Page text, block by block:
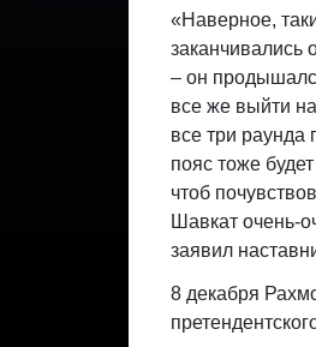
«Наверное,
– он
все же выйти
все три раунда
пояс тоже
чтоб
Шавкат очень-
заявил
8 декабря